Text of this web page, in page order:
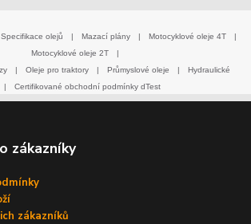
Specifikace olejů | Mazací plány | Motocyklové oleje 4T
|
Motocyklové oleje 2T
|
| Oleje pro traktory | Průmyslové oleje |
Hydraulické
| Certifikované obchodní podmínky dTest
zákazníky
zákazníků